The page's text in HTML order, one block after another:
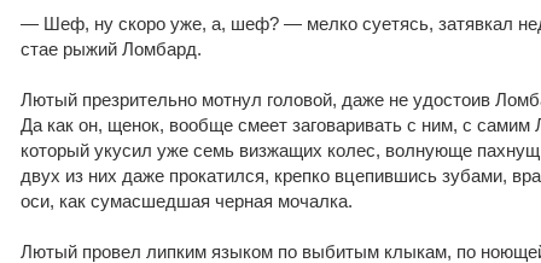
— Шеф, ну скоро уже, а, шеф? — мелко суетясь, затявкал
стае рыжий Ломбард.
Лютый презрительно мотнул головой, даже не удостоив
Да как он, щенок, вообще смеет заговаривать с ним, с
который укусил уже семь визжащих колес, волнующе
двух из них даже прокатился, крепко вцепившись зубами,
оси, как сумасшедшая черная мочалка.
Лютый провел липким языком по выбитым клыкам, по